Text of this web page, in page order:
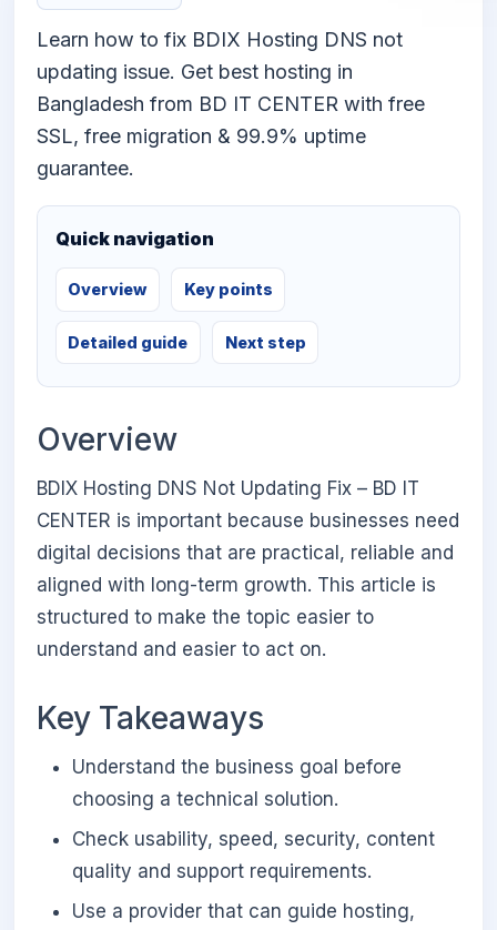
Learn how to fix BDIX Hosting DNS not
updating issue. Get best hosting in
Bangladesh from BD IT CENTER with free
SSL, free migration & 99.9% uptime
guarantee.
Quick navigation
Overview Key points
Detailed guide Next step
Overview
BDIX Hosting DNS Not Updating Fix – BD IT
CENTER is important because businesses need
digital decisions that are practical, reliable and
aligned with long-term growth. This article is
structured to make the topic easier to
understand and easier to act on.
Key Takeaways
Understand the business goal before
choosing a technical solution.
Check usability, speed, security, content
quality and support requirements.
Use a provider that can guide hosting,